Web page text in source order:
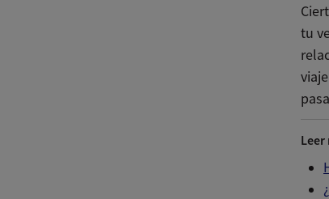
tu
Leer